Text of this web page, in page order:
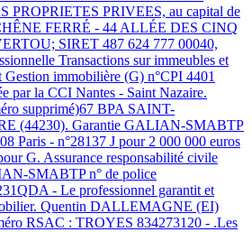
PROPRIETES PRIVEES, au capital de
FERRÉ - 44 ALLÉE DES CINQ
SIRET 487 624 777 00040,
Transactions sur immeubles et
Gestion immobilière (G) n°CPI 4401
par la CCI Nantes - Saint Nazaire.
supprimé)67 BPA SAINT-
(44230). Garantie GALIAN-SMABTP
Paris - n°28137 J pour 2 000 000 euros
G. Assurance responsabilité civile
SMABTP n° de police
- Le professionnel garantit et
Quentin DALLEMAGNE (EI)
RSAC : TROYES 834273120 - .Les